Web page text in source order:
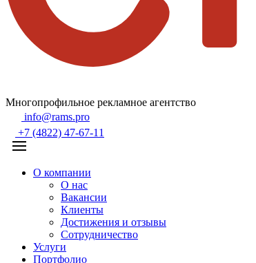
Многопрофильное рекламное агентство
info@rams.pro
+7 (4822) 47-67-11
О компании
О нас
Вакансии
Клиенты
Достижения и отзывы
Сотрудничество
Услуги
Портфолио